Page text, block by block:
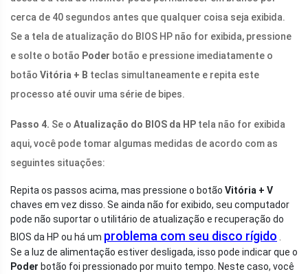
cerca de 40 segundos antes que qualquer coisa seja exibida.
Se a tela de atualização do BIOS HP não for exibida, pressione
e solte o botão Poder botão e pressione imediatamente o
botão Vitória + B teclas simultaneamente e repita este
processo até ouvir uma série de bipes.
Passo 4. Se o Atualização do BIOS da HP tela não for exibida
aqui, você pode tomar algumas medidas de acordo com as
seguintes situações:
Repita os passos acima, mas pressione o botão Vitória + V
chaves em vez disso. Se ainda não for exibido, seu computador
pode não suportar o utilitário de atualização e recuperação do
BIOS da HP ou há um problema com seu disco rígido
Se a luz de alimentação estiver desligada, isso pode indicar que o
Poder botão foi pressionado por muito tempo. Neste caso, você